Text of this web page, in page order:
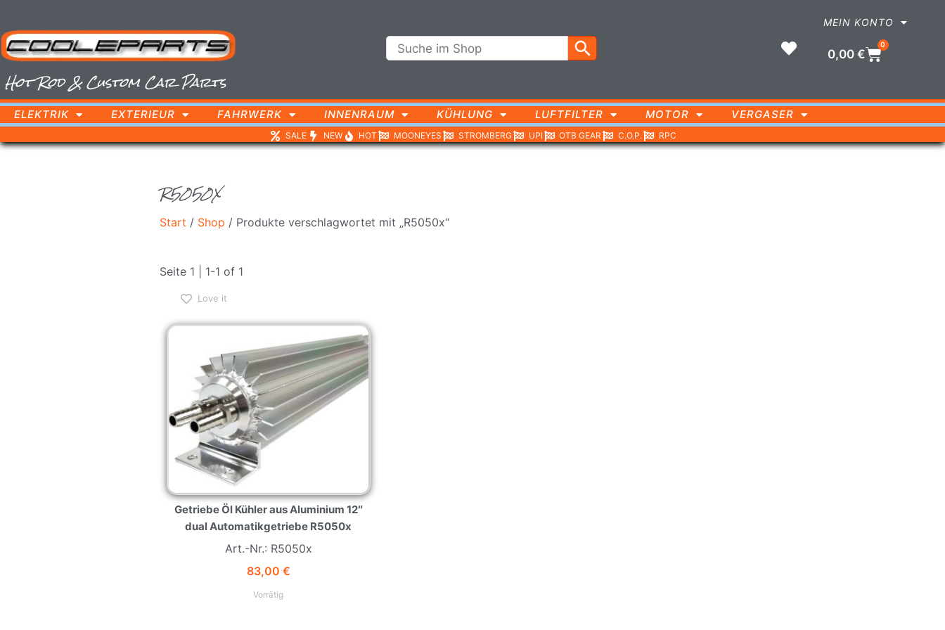
Hot Rod & Custom Car Parts
MEIN KONTO
0,00 €
0
ELEKTRIK EXTERIEUR FAHRWERK INNENRAUM KÜHLUNG LUFTFILTER MOTOR VERGASER
SALE NEW HOT MOONEYES STROMBERG UPI OTB GEAR C.O.P. RPC
R5050X
Start / Shop / Produkte verschlagwortet mit „R5050x“
Seite 1 | 1-1 of 1
Love it
Getriebe Öl Kühler aus Aluminium 12″
dual Automatikgetriebe R5050x
Art.-Nr.: R5050x
83,00 €
Vorrätig